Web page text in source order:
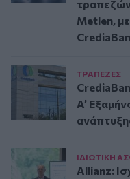
Metlen,
ΤΡAΠΕΖΕΣ
A’
ΙΔΙΩΤΙΚΗ
Allianz: